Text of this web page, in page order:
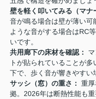
壁を軽く叩いてみる（マナ
音が鳴る場合は壁が薄い可
ような音がする場合はRC
いです。
共用廊下の床材を確認：
トが貼られていることが
下で、歩く音が響きやすい
サッシ（窓）の重さ： 重
拠。2026年は断熱性能も